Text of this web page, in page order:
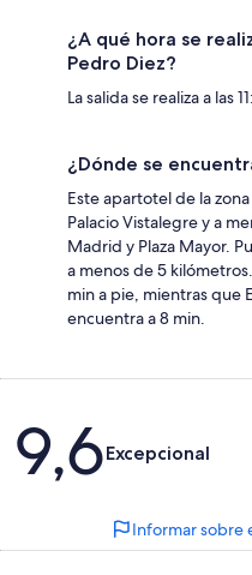
¿A qué hora se
Pedro Diez?
La salida se realiza a las
¿Dónde se
Este apartotel de la
Palacio Vistalegre y a
Madrid y Plaza Mayor.
a menos de 5
min a pie, mientras que
encuentra a 8 min.
Comentarios
9,6Excepcional
Informar sobre